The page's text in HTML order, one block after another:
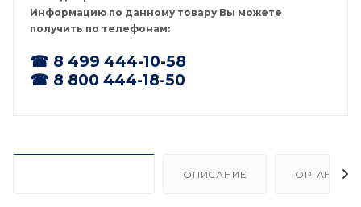
Информацию по данному товару Вы можете
получить по телефонам:
☎ 8 499 444-10-58
☎ 8 800 444-18-50
ОПИСАНИЕ